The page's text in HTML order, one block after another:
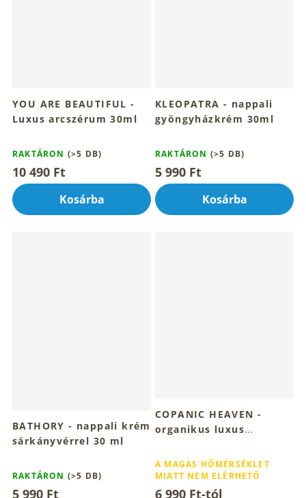
YOU ARE BEAUTIFUL -
Luxus arcszérum 30ml
termék
átlagos
értékelése
5-
ből
5,0
RAKTÁRON (>5 DB)
10 490 Ft
Kosárba
KLEOPATRA - nappali
gyöngyházkrém 30ml
termék
átlagos
értékelése
5-
ből
4,7
RAKTÁRON (>5 DB)
5 990 Ft
Kosárba
BATHORY - nappali krém
sárkányvérrel 30 ml
termék
átlagos
RAKTÁRON (>5 DB)
5 990 Ft
COPANIC HEAVEN -
organikus luxus
termék
átlagos
értékelése
A MAGAS HŐMÉRSÉKLET
MIATT NEM ELÉRHETŐ
6 990 Ft-tól